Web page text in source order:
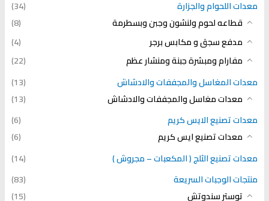
معدات اللحوام والجزارة
(34)
قطاعه لحوم ولنشون وجبن وبسطرمة
(8)
مدفع سجق و مكابس برجر
(4)
مفارام ومبشرة جبنة ومنشار عظم
(22)
معدات المغاسل والمجففات والادشاش
(13)
معدات مغاسل والمجففات والادشاش
(13)
معدات تصنيع الايس كريم
(6)
معدات تصنيع ايس كريم
(6)
معدات تصنيع الثلج ( المكعبات – مجروش )
(14)
منتجات الوجبات السريعة
(83)
توستر سندوتش
(15)